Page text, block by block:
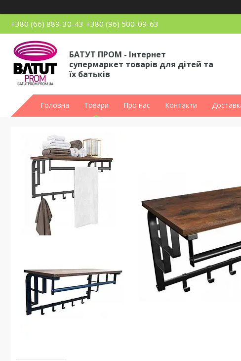
+380 (66) 889-30-43 +380 (96) 500-09-63
БАТУТ ПРОМ - Інтернет
супермаркет товарів для дітей та
їх батьків
Головна Товари Про нас Контакти